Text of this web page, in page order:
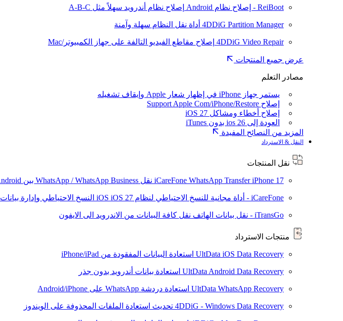
ReiBoot - إصلاح نظام Android إصلاح نظام أندرويد سهلاً مثل A-B-C
4DDiG Partition Manager أداة نقل النظام سهلة وآمنة
4DDiG Video Repair إصلاح مقاطع الفيديو التالفة على جهاز الكمبيوتر/Mac
عرض جميع المنتجات
مصادر التعلم
يستمر جهاز iPhone في إظهار شعار Apple وإيقاف تشغيله
إصلاح Support Apple Com/iPhone/Restore
إصلاح أخطاء ومشاكل iOS 27
العودة إلى ios 26 بدون iTunes
المزيد من النصائح المفيدة
النقل & الاسترداد
نقل المنتجات
iCareFone WhatsApp TransferiPhone 17 نقل WhatsApp / WhatsApp Business بين Android و iPhone
iCareFone - أداة مجانية للنسخ الاحتياطي لنظام iOS iOS 27 النسخ الاحتياطي وإدارة بيانات iOS بسهولة
iTransGo - نقل بيانات الهاتف نقل كافة البيانات من الاندرويد الى الايفون
منتجات الاسترداد
UltData iOS Data Recovery استعادة البيانات المفقودة من iPhone/iPad
UltData Android Data Recovery استعادة بيانات أندرويد بدون جذر
UltData WhatsApp Recovery استعادة دردشة WhatsApp على Android/iPhone
4DDiG - Windows Data Recovery تحديث استعادة الملفات المحذوفة على الويندوز